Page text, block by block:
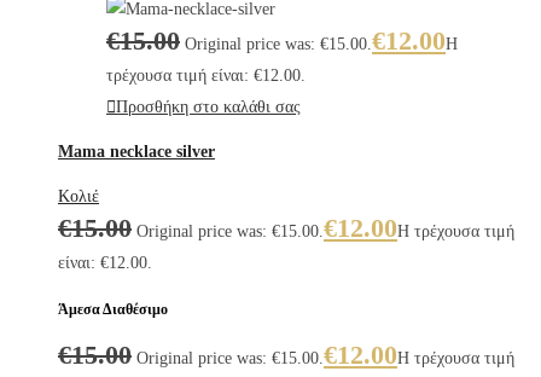
€15.00 Original price was: €15.00.€12.00Η
τρέχουσα τιμή είναι: €12.00.
Προσθήκη στο καλάθι σας
Mama necklace silver
Κολιέ
€15.00 Original price was: €15.00.€12.00Η τρέχουσα τιμή
είναι: €12.00.
Άμεσα Διαθέσιμο
€15.00 Original price was: €15.00.€12.00Η τρέχουσα τιμή